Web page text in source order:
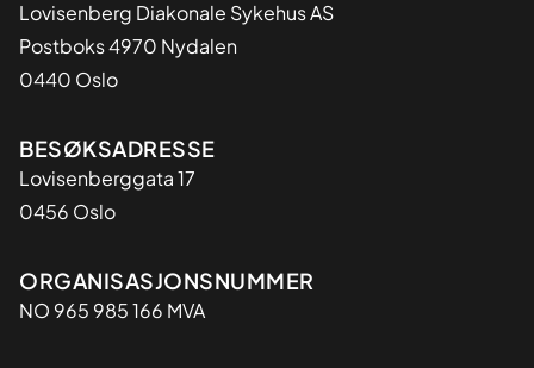
Lovisenberg Diakonale Sykehus AS
Postboks 4970 Nydalen
0440 Oslo
BESØKSADRESSE
Lovisenberggata 17
0456 Oslo
Organisasjon
ORGANISASJONSNUMMER
NO 965 985 166 MVA